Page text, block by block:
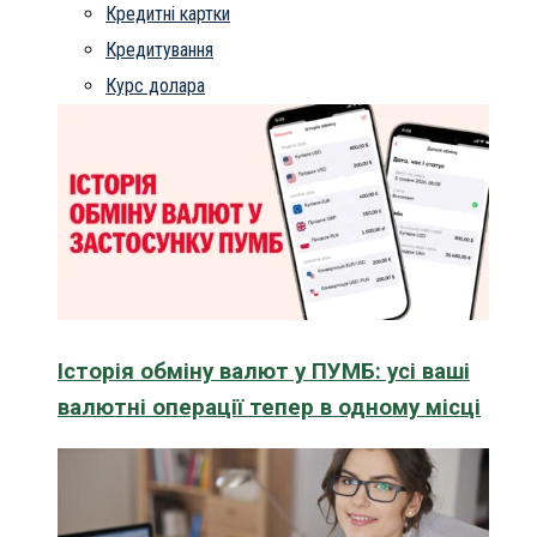
Кредитні картки
Кредитування
Курс долара
Історія обміну валют у ПУМБ: усі ваші
валютні операції тепер в одному місці